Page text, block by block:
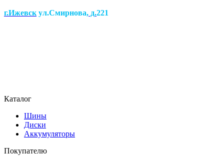
г.Ижевск ул.Смирнова, д.221
Каталог
Шины
Диски
Аккумуляторы
Покупателю